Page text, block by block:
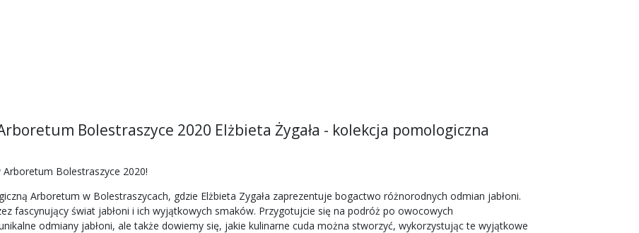
Bolestraszyce 2020 Elżbieta Żygała - kolekcja pomologiczna
Bolestraszyce 2020!
Arboretum w Bolestraszycach, gdzie Elżbieta Zygała zaprezentuje bogactwo różnorodnych odmian jabłoni.
fascynujący świat jabłoni i ich wyjątkowych smaków. Przygotujcie się na podróż po owocowych
odmiany jabłoni, ale także dowiemy się, jakie kulinarne cuda można stworzyć, wykorzystując te wyjątkowe